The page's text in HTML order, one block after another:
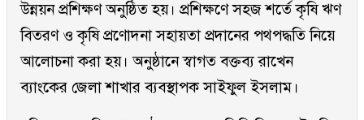
উন্নয়ন প্রশিক্ষণ অনুষ্ঠিত হয়। প্রশিক্ষণে সহজ শর্তে কৃষি ঋণ
বিতরণ ও কৃষি প্রণোদনা সহায়তা প্রদানের পথপদ্ধতি নিয়ে
আলোচনা করা হয়। অনুষ্ঠানে স্বাগত বক্তব্য রাখেন
ব্যাংকের জেলা শাখার ব্যবস্থাপক সাইফুল ইসলাম।